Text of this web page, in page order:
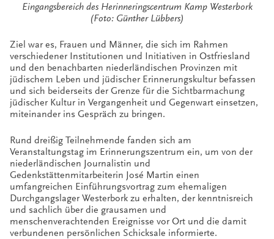
Eingangsbereich des Herinneringscentrum Kamp Westerbork
(Foto: Günther Lübbers)
Ziel war es, Frauen und Männer, die sich im Rahmen
verschiedener Institutionen und Initiativen in Ostfriesland
und den benachbarten niederländischen Provinzen mit
jüdischem Leben und jüdischer Erinnerungskultur befassen
und sich beiderseits der Grenze für die Sichtbarmachung
jüdischer Kultur in Vergangenheit und Gegenwart einsetzen,
miteinander ins Gespräch zu bringen.
Rund dreißig Teilnehmende fanden sich am
Veranstaltungstag im Erinnerungszentrum ein, um von der
niederländischen Journalistin und
Gedenkstättenmitarbeiterin José Martin einen
umfangreichen Einführungsvortrag zum ehemaligen
Durchgangslager Westerbork zu erhalten, der kenntnisreich
und sachlich über die grausamen und
menschenverachtenden Ereignisse vor Ort und die damit
verbundenen persönlichen Schicksale informierte.